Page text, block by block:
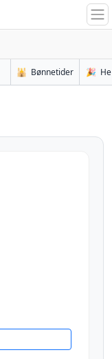
🕌 Bønnetider 🎉